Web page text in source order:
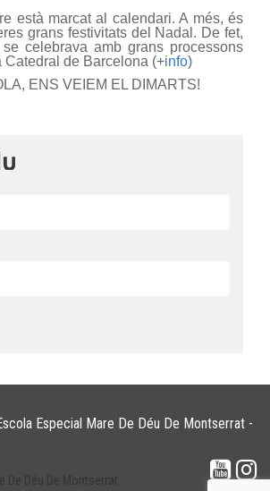
està marcat al calendari. A més, és
grans festivitats del Nadal. De fet,
se celebrava amb grans processons
Catedral de Barcelona (+info)
ENS VEIEM EL DIMARTS!
Especial Mare De Déu De Montserrat -